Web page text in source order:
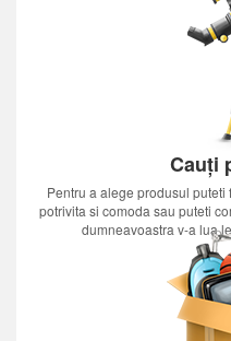
Cauți
Pentru a alege produsul
potrivita si comoda sau puteti
dumneavoastra v-a lua